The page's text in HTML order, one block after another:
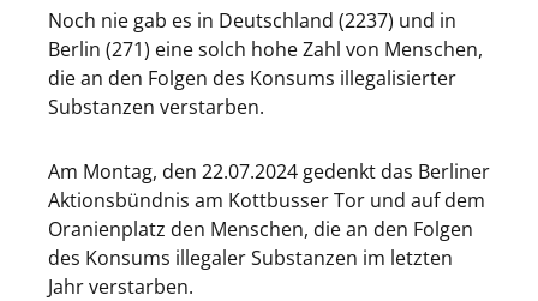
Noch nie gab es in Deutschland (2237) und in
Berlin (271) eine solch hohe Zahl von Menschen,
die an den Folgen des Konsums illegalisierter
Substanzen verstarben.
Am Montag, den 22.07.2024 gedenkt das Berliner
Aktionsbündnis am Kottbusser Tor und auf dem
Oranienplatz den Menschen, die an den Folgen
des Konsums illegaler Substanzen im letzten
Jahr verstarben.